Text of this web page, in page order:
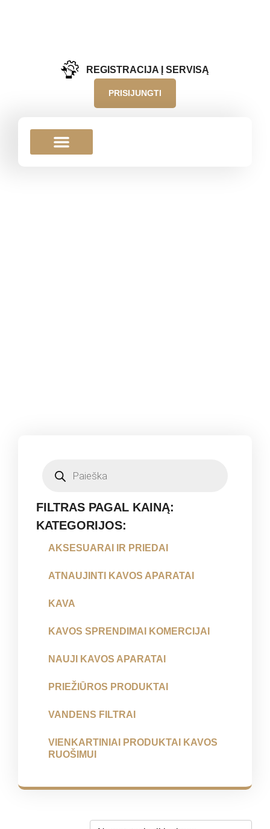
REGISTRACIJA Į SERVISĄ
PRISIJUNGTI
FILTRAS PAGAL KAINĄ:
KATEGORIJOS:
AKSESUARAI IR PRIEDAI
ATNAUJINTI KAVOS APARATAI
KAVA
KAVOS SPRENDIMAI KOMERCIJAI
NAUJI KAVOS APARATAI
PRIEŽIŪROS PRODUKTAI
VANDENS FILTRAI
VIENKARTINIAI PRODUKTAI KAVOS
RUOŠIMUI